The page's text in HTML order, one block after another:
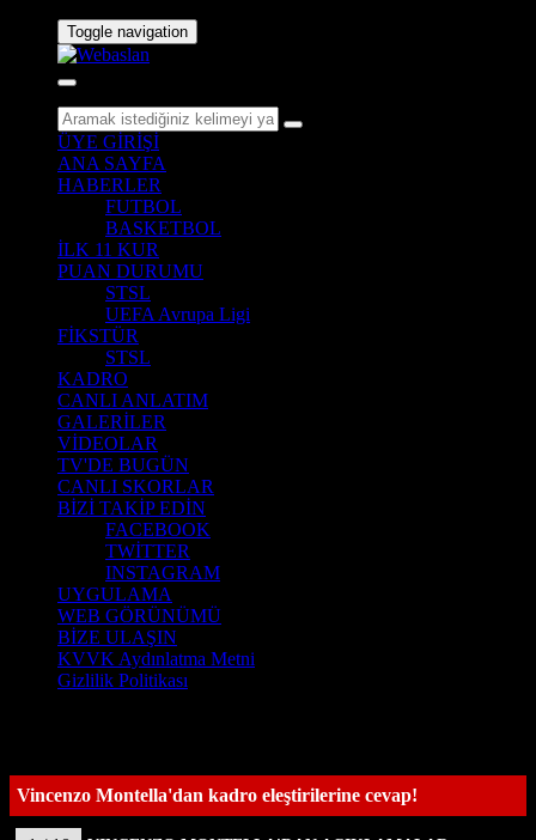
Toggle navigation
ÜYE GİRİŞİ
ANA SAYFA
HABERLER
FUTBOL
BASKETBOL
İLK 11 KUR
PUAN DURUMU
STSL
UEFA Avrupa Ligi
FİKSTÜR
STSL
KADRO
CANLI ANLATIM
GALERİLER
VİDEOLAR
TV'DE BUGÜN
CANLI SKORLAR
BİZİ TAKİP EDİN
FACEBOOK
TWİTTER
INSTAGRAM
UYGULAMA
WEB GÖRÜNÜMÜ
BİZE ULAŞIN
KVVK Aydınlatma Metni
Gizlilik Politikası
Vincenzo Montella'dan kadro eleştirilerine cevap!